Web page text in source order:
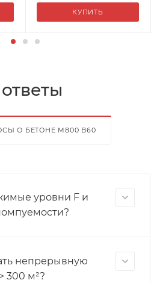
КУПИТЬ
О БЕТОНЕ М800 B60
уровни F и
непрерывную
300 м²?